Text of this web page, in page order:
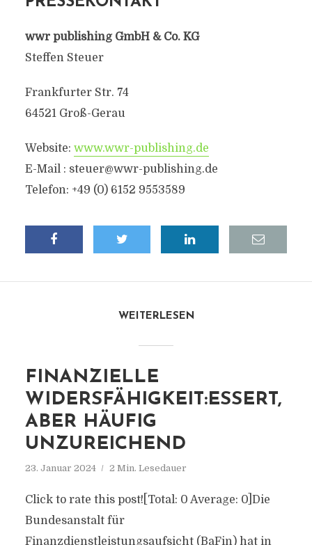
wwr publishing GmbH & Co. KG
Steffen Steuer
Frankfurter Str. 74
64521 Groß-Gerau
Website: www.wwr-publishing.de
E-Mail : steuer@wwr-publishing.de
Telefon: +49 (0) 6152 9553589
WEITERLESEN
FINANZIELLE
WIDERSFÄHIGKEIT:ESSERT,
ABER HÄUFIG
UNZUREICHEND
23. Januar 2024 2 Min. Lesedauer
Click to rate this post![Total: 0 Average: 0]Die
Bundesanstalt für
Finanzdienstleistungsaufsicht (BaFin) hat in